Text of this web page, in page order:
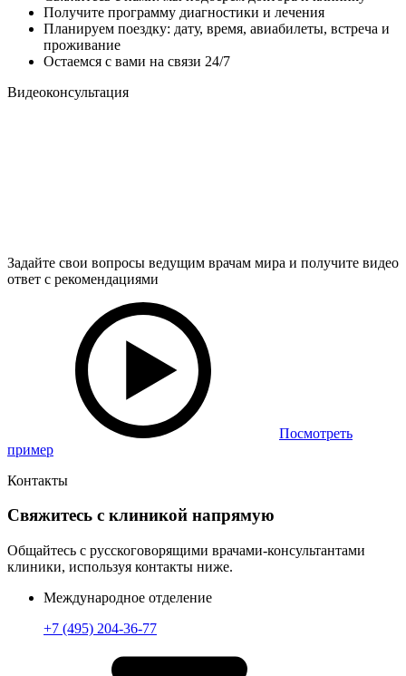
Получите программу диагностики и лечения
Планируем поездку: дату, время, авиабилеты, встреча и
проживание
Остаемся с вами на связи 24/7
Видеоконсультация
Задайте свои вопросы ведущим врачам мира и получите видео
ответ с рекомендациями
Посмотреть
пример
Контакты
Свяжитесь с клиникой напрямую
Общайтесь с русскоговорящими врачами-консультантами
клиники, используя контакты ниже.
Международное отделение
+7 (495) 204-36-77